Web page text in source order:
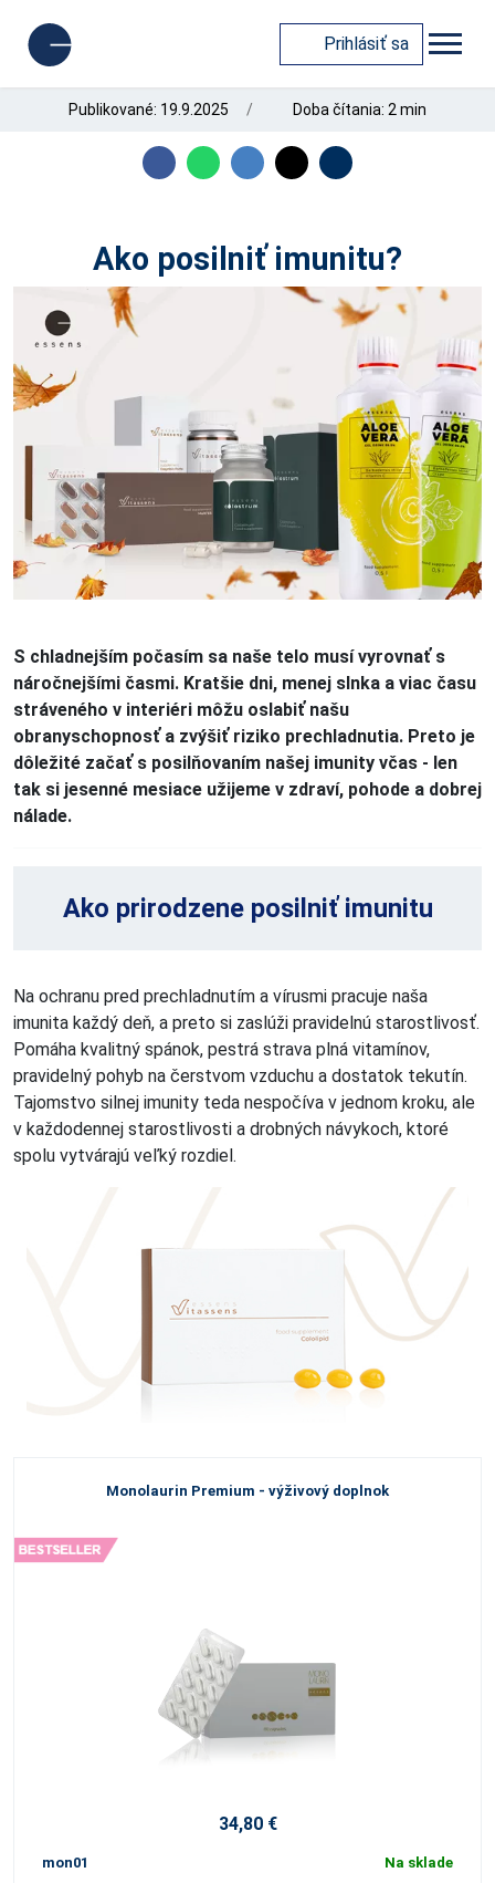
Prihlásiť sa
Publikované: 19.9.2025 Doba čítania: 2 min
Ako posilniť imunitu?
S chladnejším počasím sa naše telo musí vyrovnať s
náročnejšími časmi. Kratšie dni, menej slnka a viac času
stráveného v interiéri môžu oslabiť našu
obranyschopnosť a zvýšiť riziko prechladnutia. Preto je
dôležité začať s posilňovaním našej imunity včas - len
tak si jesenné mesiace užijeme v zdraví, pohode a dobrej
nálade.
Ako prirodzene posilniť imunitu
Na ochranu pred prechladnutím a vírusmi pracuje naša
imunita každý deň, a preto si zaslúži pravidelnú starostlivosť.
Pomáha kvalitný spánok, pestrá strava plná vitamínov,
pravidelný pohyb na čerstvom vzduchu a dostatok tekutín.
Tajomstvo silnej imunity teda nespočíva v jednom kroku, ale
v každodennej starostlivosti a drobných návykoch, ktoré
spolu vytvárajú veľký rozdiel.
Monolaurin Premium - výživový doplnok
34,80 €
mon01 Na sklade